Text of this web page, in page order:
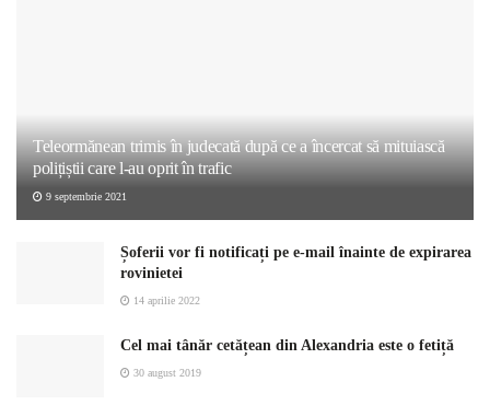
Teleormănean trimis în judecată după ce a încercat să mituiască
polițiștii care l-au oprit în trafic
9 septembrie 2021
Șoferii vor fi notificați pe e-mail înainte de expirarea
rovinietei
14 aprilie 2022
Cel mai tânăr cetățean din Alexandria este o fetiță
30 august 2019